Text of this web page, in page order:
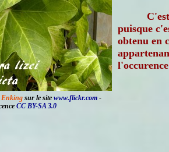
Enkingsur le site www.flickr.com-
CC BY-SA 3.0
puisque
obtenu en